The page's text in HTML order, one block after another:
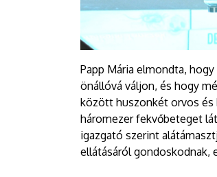
Papp Mária elmondta,
önállóvá váljon, és hogy
között huszonkét orvos és
háromezer fekvőbeteget
igazgató szerint
ellátásáról gondoskodnak,